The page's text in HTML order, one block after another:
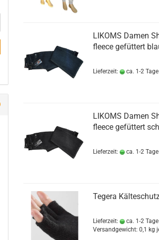
LIKOMS Damen
fleece gefüttert
Lieferzeit: ca. 1-2 Tage
LIKOMS Damen
fleece gefüttert
Lieferzeit: ca. 1-2 Tage
Tegera
Lieferzeit: ca. 1-2 Tage
Versandgewicht: 0,1 kg